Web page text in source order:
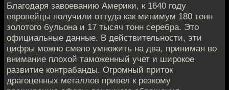
Благодаря завоеванию Америки, к 1640 году
европейцы получили оттуда как минимум 180 тонн
золотого бульона и 17 тысяч тонн серебра. Это
официальные данные. В действительности, эти
цифры можно смело умножить на два, принимая во
внимание плохой таможенный учет и широкое
развитие контрабанды. Огромный приток
драгоценных металлов привел к резкому